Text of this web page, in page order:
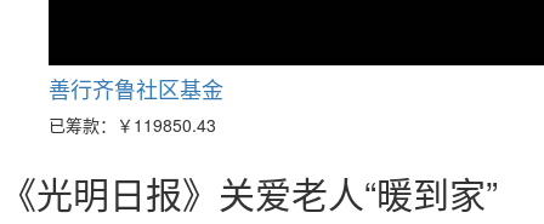
善行齐鲁社区基金
已筹款： ￥119850.43
《光明日报》关爱老人“暖到家”